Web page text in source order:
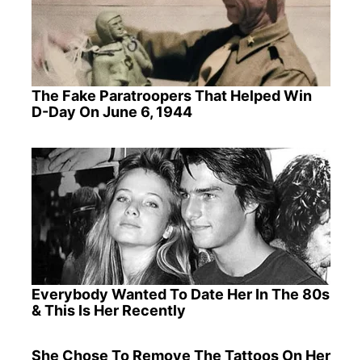
The Fake Paratroopers That Helped Win
D-Day On June 6, 1944
Everybody Wanted To Date Her In The 80s
& This Is Her Recently
She Chose To Remove The Tattoos On Her